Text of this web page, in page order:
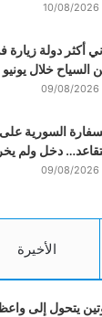
10/08/2026
أكثر دولة زيارة
السياح خلال يونيو
09/08/2026
السورية
دخل ولم
09/08/2026
الأخيرة
يتحول إلى